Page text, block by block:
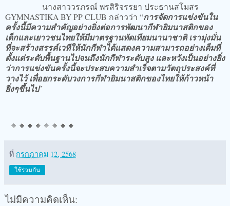
นางสาววรภรณ์ พรสิริจรรยา ประธานสโมสร
GYMNASTIKA BY PP CLUB กล่าวว่า “การจัดการแข่งขันใน
ครั้งนี้มีความสำคัญอย่างยิ่งต่อการพัฒนากีฬายิมนาสติกของ
เด็กและเยาวชนไทยให้มีมาตรฐานทัดเทียมนานาชาติ เรามุ่งมั่น
ที่จะสร้างสรรค์เวทีให้นักกีฬาได้แสดงความสามารถอย่างเต็มที่
ตั้งแต่ระดับพื้นฐานไปจนถึงนักกีฬาระดับสูง และหวังเป็นอย่างยิ่ง
ว่าการแข่งขันครั้งนี้จะประสบความสำเร็จตามวัตถุประสงค์ที่
วางไว้ เพื่อยกระดับวงการกีฬายิมนาสติกของไทยให้ก้าวหน้า
ยิ่งๆขึ้นไป”
🔸️🔸️🔸️🔸️🔸️🔸️🔸️🔸️
ที่ กรกฎาคม 12, 2568
ใช้ร่วมกัน
ไม่มีความคิดเห็น: